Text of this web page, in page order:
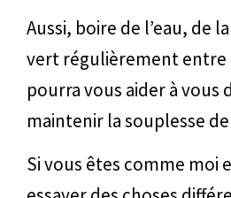
Aussi, boire de l’eau, de
vert régulièrement entre
pourra vous aider à vous
maintenir la souplesse
Si vous êtes comme moi